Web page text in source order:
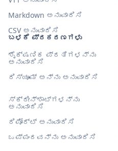
ಬಳಕೆ ಪ್ರಕರಣಗಳು
ಶೈಕ್ಷಣಿಕ ಪ್ರತಿಗಳನ್ನು
ಅನುವಾದಿಸಿ
ರಿಸ್ಯೂಮ್ ಅನ್ನು ಅನುವಾದಿಸಿ
ಸ್ಕ್ರೀನ್‌ಶಾಟ್‌ಗಳನ್ನು
ಅನುವಾದಿಸಿ
ರಿಪೋರ್ಟ್ ಅನುವಾದಿಸಿ
ಒಪ್ಪಂದವನ್ನು ಅನುವಾದಿಸಿ
Markdown ಅನುವಾದಿಸಿ
CSV ಅನುವಾದಿಸಿ